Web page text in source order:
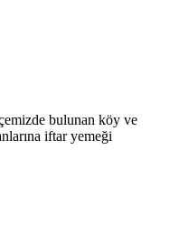
bulunan köy ve
iftar yemeği